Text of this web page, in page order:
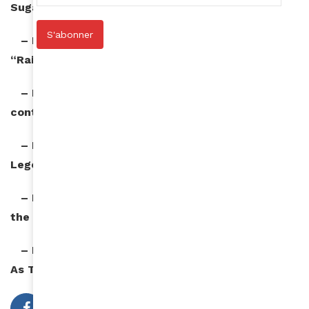
Sugar” de Harry Styles
– Meilleur duo ou performance collective pop:
“Rain On Me” de Lady Gaga et Ariana Grande
– Meilleur album de musique urbaine
contemporaine: “YHLQMDLG” de Bad Bunny
– Meilleur album de R&B: “Bigger Love” de John
Legend
– Meilleur album de musique alternative: “Fetch
the Bolt Cutters” de Fiona Apple
– Meilleur album de musique du monde: “Twice
As Tall” de Burna Boy
S'abonner